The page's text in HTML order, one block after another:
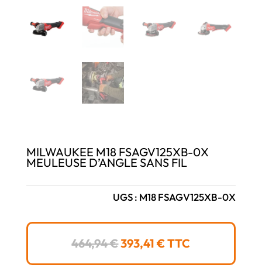
MILWAUKEE M18 FSAGV125XB-0X
MEULEUSE D’ANGLE SANS FIL
UGS : M18 FSAGV125XB-0X
464,94€LE
393,41€LE
TTC